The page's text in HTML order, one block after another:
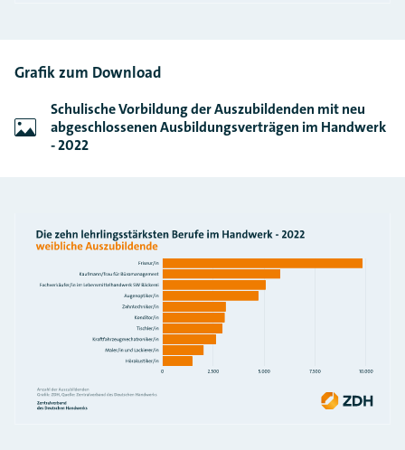
Grafik zum Download
Schulische Vorbildung der Auszubildenden mit neu
abgeschlossenen Ausbildungsverträgen im Handwerk
- 2022